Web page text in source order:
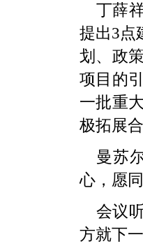
丁薛
提出3点
划、政
项目的
一批重
极拓展
曼苏
心，愿
会议
方就下